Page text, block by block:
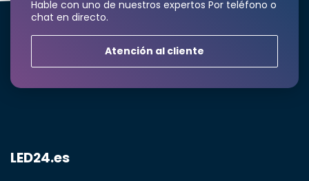
Hable con uno de nuestros expertos Por teléfono o
chat en directo.
Atención al cliente
LED24.es